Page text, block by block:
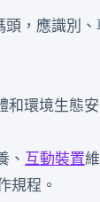
頭，應識別
和環境生態
、 互動裝置
規程。